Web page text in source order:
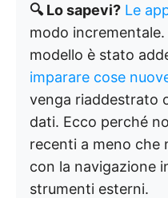
🔍 Lo sapevi? Le
modo
modello è stato
imparare cose
venga riaddestrato
dati. Ecco perché
recenti a meno che
con la navigazione
strumenti esterni.